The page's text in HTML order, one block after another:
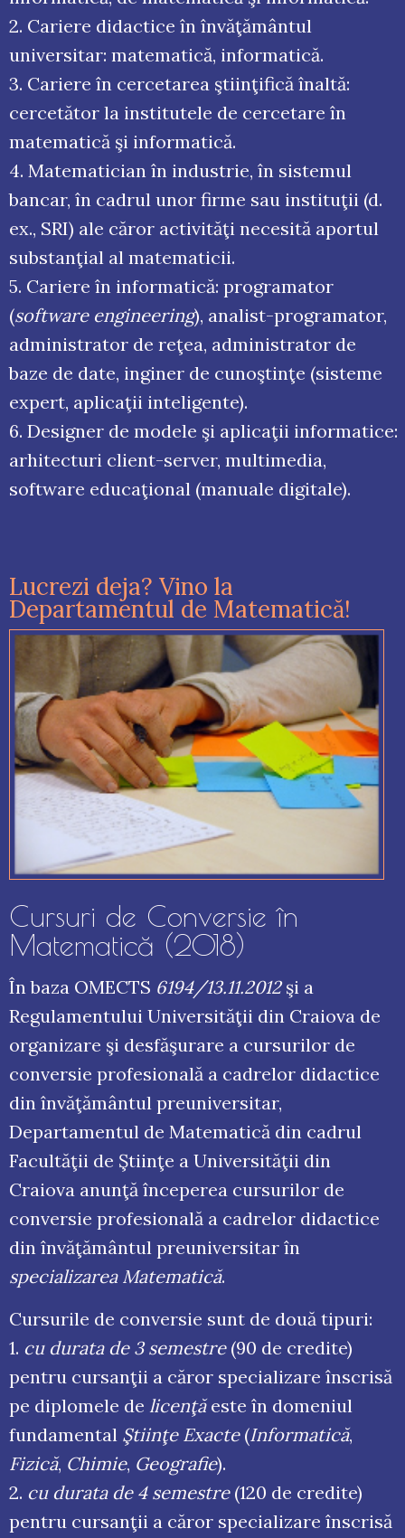
2. Cariere didactice în învăţământul
universitar: matematică, informatică.
3. Cariere în cercetarea ştiinţifică înaltă:
cercetător la institutele de cercetare în
matematică şi informatică.
4. Matematician în industrie, în sistemul
bancar, în cadrul unor firme sau instituţii (d.
ex., SRI) ale căror activităţi necesită aportul
substanţial al matematicii.
5. Cariere în informatică: programator
(software engineering), analist-programator,
administrator de reţea, administrator de
baze de date, inginer de cunoştinţe (sisteme
expert, aplicaţii inteligente).
6. Designer de modele şi aplicaţii informatice:
arhitecturi client-server, multimedia,
software educaţional (manuale digitale).
Lucrezi deja? Vino la
Departamentul de Matematică!
Cursuri de Conversie în
Matematică (2018)
În baza OMECTS 6194/13.11.2012şi a
Regulamentului Universităţii din Craiova de
organizare şi desfăşurare a cursurilor de
conversie profesională a cadrelor didactice
din învăţământul preuniversitar,
Departamentul de Matematică din cadrul
Facultăţii de Ştiinţe a Universităţii din
Craiova anunţă începerea cursurilor de
conversie profesională a cadrelor didactice
din învăţământul preuniversitar în
specializarea Matematică.
Cursurile de conversie sunt de două tipuri:
1. cu durata de 3 semestre(90 de credite)
pentru cursanţii a căror specializare înscrisă
pe diplomele de licenţăeste în domeniul
fundamental Ştiinţe Exacte(Informatică,
Fizică, Chimie, Geografie).
2. cu durata de 4 semestre(120 de credite)
pentru cursanţii a căror specializare înscrisă